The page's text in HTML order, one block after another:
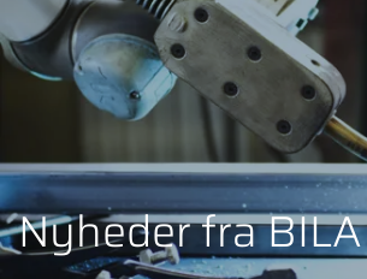
Nyheder fra BILA